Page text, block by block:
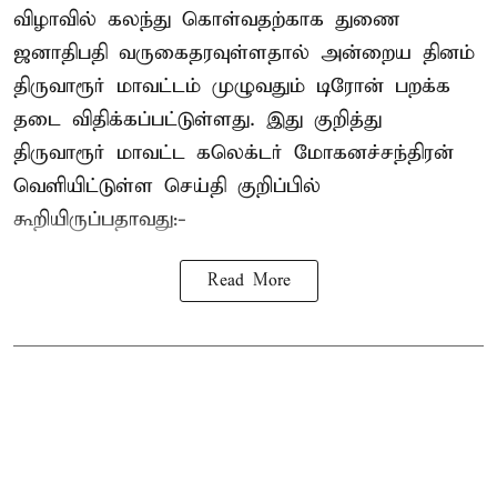
விழாவில் கலந்து கொள்வதற்காக துணை
ஜனாதிபதி வருகைதரவுள்ளதால் அன்றைய தினம்
திருவாரூர் மாவட்டம் முழுவதும் டிரோன் பறக்க
தடை விதிக்கப்பட்டுள்ளது. இது குறித்து
திருவாரூர் மாவட்ட கலெக்டர் மோகனச்சந்திரன்
வெளியிட்டுள்ள செய்தி குறிப்பில்
கூறியிருப்பதாவது:-
Read More